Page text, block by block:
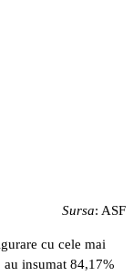
Sursa: ASF
cu cele mai
insumat 84,17%